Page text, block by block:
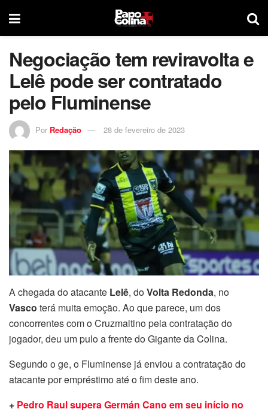
Negociação tem reviravolta e
Lelê pode ser contratado
pelo Fluminense
Por Redação 28 de fevereiro de 2023
A chegada do atacante Lelê, doVolta Redonda, no
Vasco terá muita emoção. Ao que parece, um dos
concorrentes com o Cruzmaltino pela contratação do
jogador, deu um pulo a frente do Gigante da Colina.
Segundo o ge, o Fluminense já enviou a contratação do
atacante por empréstimo até o fim deste ano.
+ Pedro Raul supera Germán Cano em seu início no